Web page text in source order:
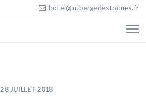
hotel@aubergedestoques.fr
28 JUILLET 2018